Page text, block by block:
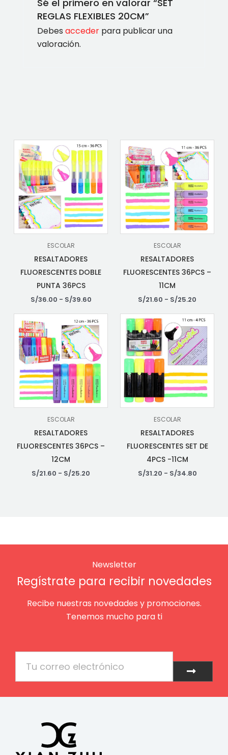
Sé el primero en valorar “SET
REGLAS FLEXIBLES 20CM”
Debes accederpara publicar una
valoración.
ESCOLAR
RESALTADORES
FLUORESCENTES DOBLE
PUNTA 36PCS
S/36.00 - S/39.60
ESCOLAR
RESALTADORES
FLUORESCENTES 36PCS –
11CM
S/21.60 - S/25.20
ESCOLAR
RESALTADORES
FLUORESCENTES 36PCS –
12CM
S/21.60 - S/25.20
ESCOLAR
RESALTADORES
FLUORESCENTES SET DE
4PCS -11CM
S/31.20 - S/34.80
Newsletter
Regístrate para recibir novedades
Recibe nuestras novedades y promociones.
Tenemos mucho para ti
Enviar